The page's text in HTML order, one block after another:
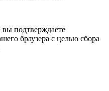
подтверждаете
браузера с целью сбора